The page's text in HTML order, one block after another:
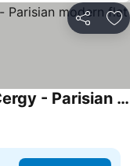
Partilhar
Le Beau Refuge Parisien de Cergy - Parisian modern flat at Cergy